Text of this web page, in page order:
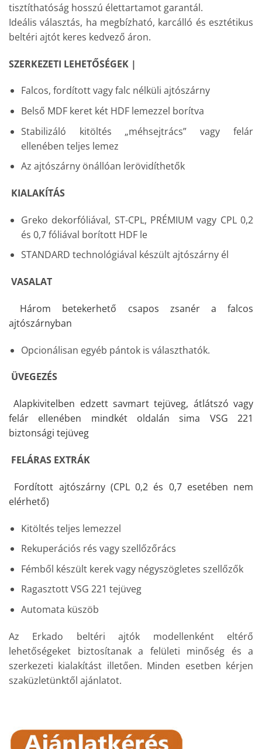
tisztíthatóság hosszú élettartamot garantál.
Ideális választás, ha megbízható, karcálló és esztétikus
beltéri ajtót keres kedvező áron.
SZERKEZETI LEHETŐSÉGEK |
Falcos, fordított vagy falc nélküli ajtószárny
Belső MDF keret két HDF lemezzel borítva
Stabilizáló kitöltés „méhsejtrács” vagy felár
ellenében teljes lemez
Az ajtószárny önállóan lerövidíthetők
KIALAKÍTÁS
Greko dekorfóliával, ST-CPL, PRÉMIUM vagy CPL 0,2
és 0,7 fóliával borított HDF le
STANDARD technológiával készült ajtószárny él
VASALAT
Három betekerhető csapos zsanér a falcos
ajtószárnyban
Opcionálisan egyéb pántok is választhatók.
ÜVEGEZÉS
Alapkivitelben edzett savmart tejüveg, átlátszó vagy
felár ellenében mindkét oldalán sima VSG 221
biztonsági tejüveg
FELÁRAS EXTRÁK
Fordított ajtószárny (CPL 0,2 és 0,7 esetében nem
elérhető)
Kitöltés teljes lemezzel
Rekuperációs rés vagy szellőzőrács
Fémből készült kerek vagy négyszögletes szellőzők
Ragasztott VSG 221 tejüveg
Automata küszöb
Az Erkado beltéri ajtók modellenként eltérő
lehetőségeket biztosítanak a felületi minőség és a
szerkezeti kialakítást illetően. Minden esetben kérjen
szaküzletünktől ajánlatot.